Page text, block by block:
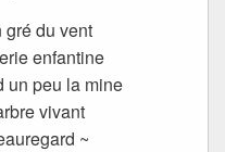
gré du vent
enfantine
un peu la mine
vivant
~